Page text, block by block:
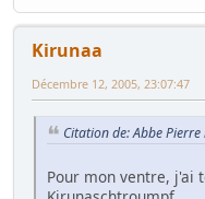
Kirunaa
Décembre 12, 2005, 23:07:47
Citation de: Abbe
Pour mon ventre, j'ai